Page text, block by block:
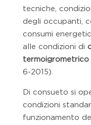
tecniche,
degli occupanti,
consumi
alle condizioni di
termoigrometrico
6-2015).
Di consueto si
condizioni
funzionamento